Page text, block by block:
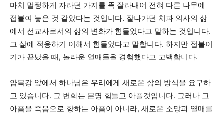
마치 멀쩡하게 자라던 가지를 뚝 잘라내어 전혀 다른 나무에
접붙여 놓은 것 같았다는 것입니다. 잘나가던 치과 의사의 삶
에서 선교사로서의 삶의 변화가 힘들었다고 말하는 것입니다.
그 삶에 적응하기 이해서 힘들었다고 말합니다. 하지만 접붙이
기가 끝났을 때, 놀라운 열매들을 경험했다고 고백합니다.
얍복강 앞에서 하나님은 우리에게 새로운 삶의 방식을 요구하
고 있습니다. 그 변화는 분명 힘들고 아플것입니다. 그러나 그
아픔을 죽음으로 향하는 아픔이 아니라, 새로운 소망과 열매를